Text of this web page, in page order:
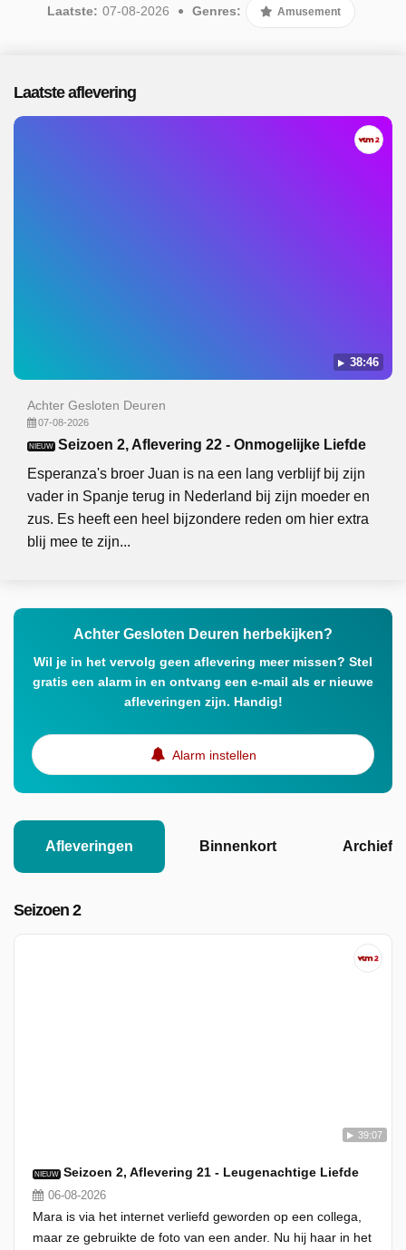
programma beschikbaar. Er zijn 95 afleveringen
uitgezonden, de meest recente in augustus 2026.
Laatste: 07-08-2026 Genres: Amusement
Laatste aflevering
38:46
Achter Gesloten Deuren
07-08-2026
NIEUW Seizoen 2, Aflevering 22 - Onmogelijke Liefde
Esperanza's broer Juan is na een lang verblijf bij zijn
vader in Spanje terug in Nederland bij zijn moeder en
zus. Es heeft een heel bijzondere reden om hier extra
blij mee te zijn...
Achter Gesloten Deuren herbekijken?
Wil je in het vervolg geen aflevering meer missen? Stel
gratis een alarm in en ontvang een e-mail als er nieuwe
afleveringen zijn. Handig!
Alarm instellen
Afleveringen Binnenkort Archief
Seizoen 2
39:07
NIEUW Seizoen 2, Aflevering 21 - Leugenachtige Liefde
06-08-2026
Mara is via het internet verliefd geworden op een collega,
maar ze gebruikte de foto van een ander. Nu hij haar in het